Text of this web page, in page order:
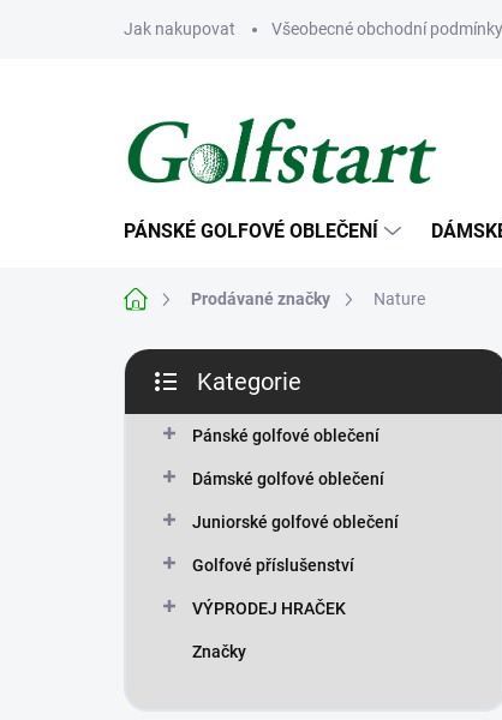
Jak nakupovat Všeobecné obchodní podmínky
PÁNSKÉ GOLFOVÉ OBLEČENÍ
Domů Prodávané značky Nature
P
s
l
kategorie
Kategorie
Pánské golfové oblečení
Dámské golfové oblečení
Juniorské golfové oblečení
Golfové příslušenství
VÝPRODEJ HRAČEK
Značky